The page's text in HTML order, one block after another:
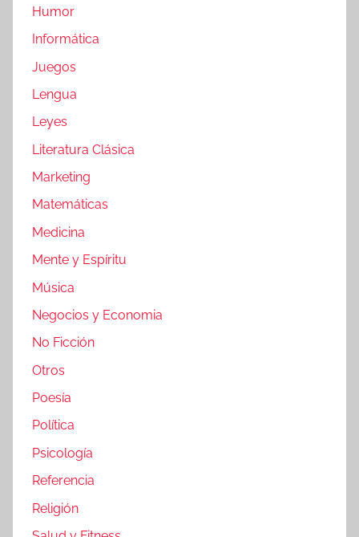
Humor
Informática
Juegos
Lengua
Leyes
Literatura Clásica
Marketing
Matemáticas
Medicina
Mente y Espíritu
Música
Negocios y Economia
No Ficción
Otros
Poesía
Política
Psicología
Referencia
Religión